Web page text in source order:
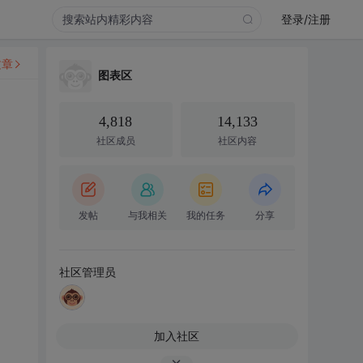
登录/注册
图表区
4,818
社区成员
14,133
社区内容
发帖 与我相关 我的任务 分享
社区管理员
加入社区